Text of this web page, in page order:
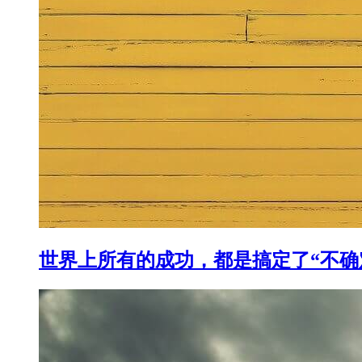
世界上所有的成功，都是搞定了“不